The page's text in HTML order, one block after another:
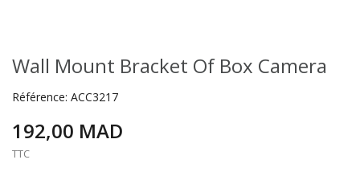
Wall Mount Bracket Of Box Camera
Référence: ACC3217
192,00 MAD
TTC